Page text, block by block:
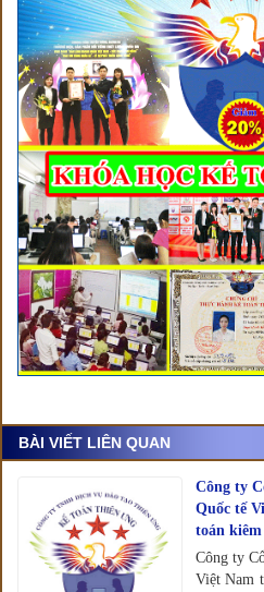
BÀI VIẾT LIÊN QUAN
Công ty
Quốc tế
toán
Công ty
Việt Nam